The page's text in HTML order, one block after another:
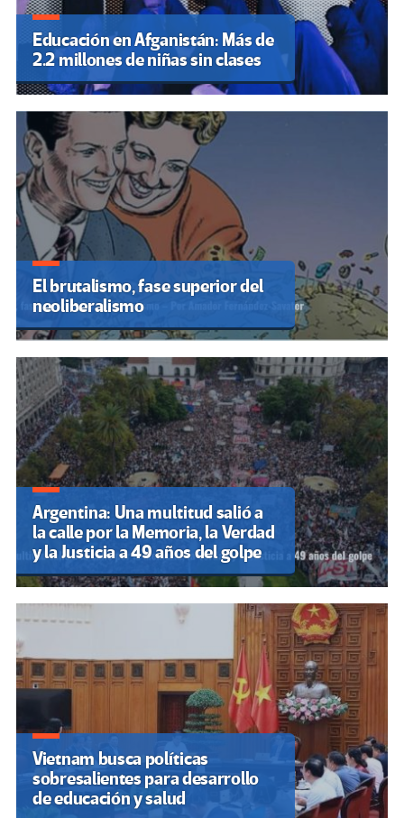
Educación en Afganistán: Más de
2.2 millones de niñas sin clases
El brutalismo, fase superior del
neoliberalismo
Argentina: Una multitud salió a
la calle por la Memoria, la Verdad
y la Justicia a 49 años del golpe
Vietnam busca políticas
sobresalientes para desarrollo
de educación y salud